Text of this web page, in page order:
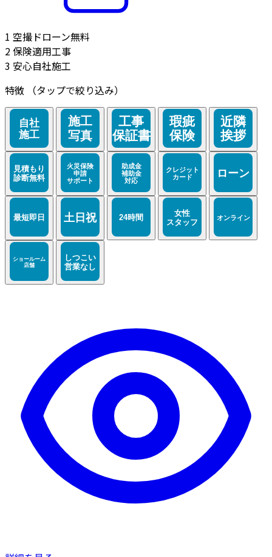
1 空撮ドローン無料
2保険適用工事
3 安心自社施工
特徴
（タップで絞り込み）